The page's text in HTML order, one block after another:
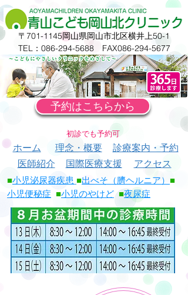
〒701-1145岡山県岡山市北区横井上50-1
TEL：086-294-5688 FAX086-294-5677
予約はこちらから
​初診でも予約可
ホーム 理念・概要
診療案内・予約
医師紹介
国際医療支援 アクセス
■小児泌尿器疾患 ■出べそ（臍ヘルニア） ■
小児便秘症 ■小児のやけど ■夜尿症